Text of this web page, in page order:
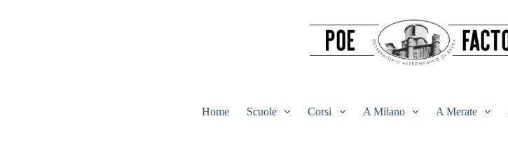
Home Scuole Corsi A Milano A Merate